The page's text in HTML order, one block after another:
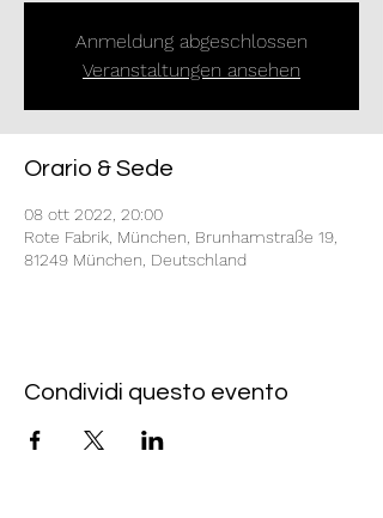
Anmeldung abgeschlossen
Veranstaltungen ansehen
Orario & Sede
08 ott 2022, 20:00
Rote Fabrik, München, Brunhamstraße 19,
81249 München, Deutschland
Condividi questo evento